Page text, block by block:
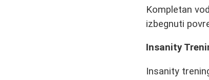
Kompletan
izbegnuti
Insanity
Insanity